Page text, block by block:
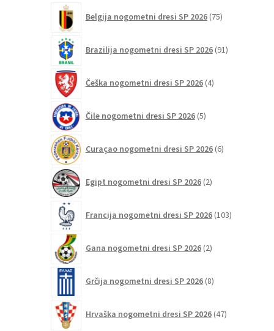
Belgija nogometni dresi SP 2026 75izdelkov
Brazilija nogometni dresi SP 2026 91izdelkov
Češka nogometni dresi SP 2026 4izdelki
Čile nogometni dresi SP 2026 5izdelkov
Curaçao nogometni dresi SP 2026 6izdelkov
Egipt nogometni dresi SP 2026 2izdelka
Francija nogometni dresi SP 2026 103izdelki
Gana nogometni dresi SP 2026 2izdelka
Grčija nogometni dresi SP 2026 8izdelkov
Hrvaška nogometni dresi SP 2026 47izdelkov